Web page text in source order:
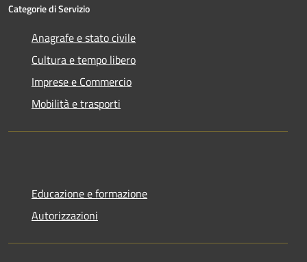
Categorie di Servizio
Anagrafe e stato civile
Cultura e tempo libero
Imprese e Commercio
Mobilità e trasporti
Educazione e formazione
Autorizzazioni